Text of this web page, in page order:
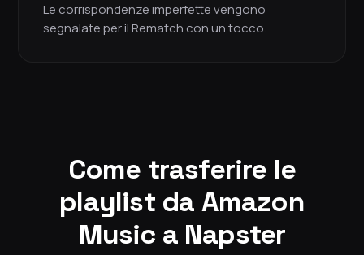
Le corrispondenze imperfette vengono
segnalate per il Rematch con un tocco.
Come trasferire le
playlist da Amazon
Music a Napster